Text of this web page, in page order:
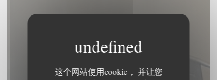
这个网站使用cookie， 并让您
La Place